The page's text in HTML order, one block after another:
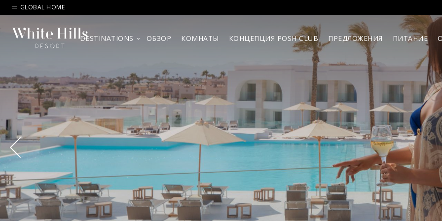
GLOBAL HOME
DESTINATIONS ОБЗОР КОМНАТЫ КОНЦЕПЦИЯ POSH CLUB ПРЕДЛОЖЕНИЯ ПИТАНИЕ